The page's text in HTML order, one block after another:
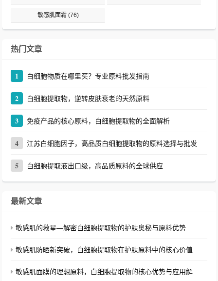
敏感肌面霜(76)
热门文章
1 白细胞物质在哪里买？专业原料批发指南
2 白细胞提取物，逆转皮肤衰老的天然原料
3 免疫产品的核心原料，白细胞提取物的全面解析
4 江苏白细胞因子，高品质白细胞提取物的原料选择与批发
5 白细胞提取液出口级，高品质原料的全球供应
最新文章
敏感肌的救星—解密白细胞提取物的护肤奥秘与原料优势
敏感肌防晒新突破，白细胞提取物在护肤原料中的核心价值
敏感肌面膜的理想原料，白细胞提取物的核心优势与应用解